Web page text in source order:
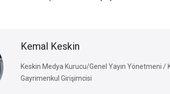
Kemal Keskin
Keskin Medya Kurucu/Genel Yayın Yönetmeni
Gayrimenkul Girişimcisi